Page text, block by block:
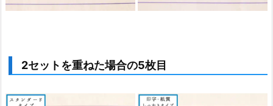
2セットを重ねた場合の5枚目